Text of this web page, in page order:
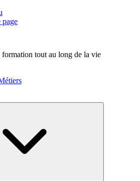
page
formation tout au long de la vie